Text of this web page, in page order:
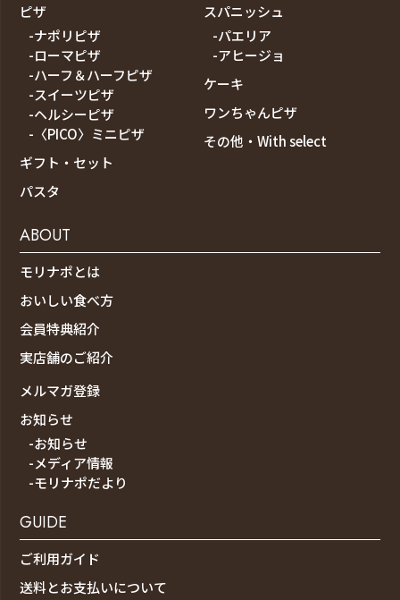
ピザ
-ナポリピザ
-ローマピザ
-ハーフ＆ハーフピザ
-スイーツピザ
-ヘルシーピザ
-〈PICO〉ミニピザ
ギフト・セット
パスタ
スパニッシュ
-パエリア
-アヒージョ
ケーキ
ワンちゃんピザ
その他・With select
ABOUT
モリナポとは
おいしい食べ方
会員特典紹介
実店舗のご紹介
メルマガ登録
お知らせ
-お知らせ
-メディア情報
-モリナポだより
GUIDE
ご利用ガイド
送料とお支払いについて